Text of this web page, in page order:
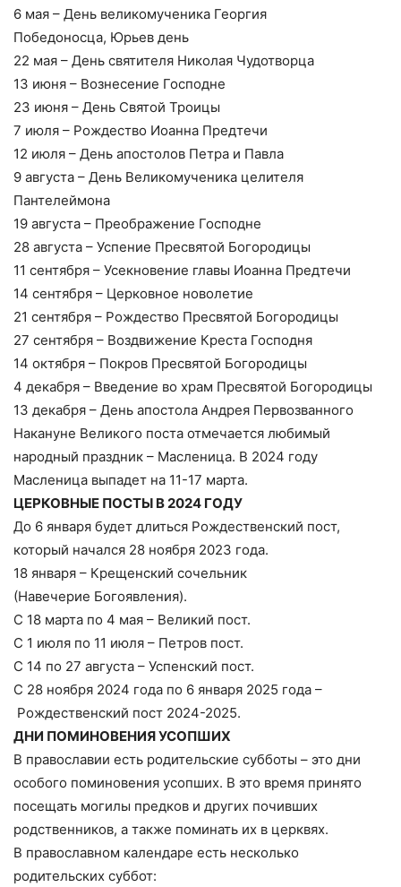
6 мая – День великомученика Георгия
Победоносца, Юрьев день
22 мая – День святителя Николая Чудотворца
13 июня – Вознесение Господне
23 июня – День Святой Троицы
7 июля – Рождество Иоанна Предтечи
12 июля – День апостолов Петра и Павла
9 августа – День Великомученика целителя
Пантелеймона
19 августа – Преображение Господне
28 августа – Успение Пресвятой Богородицы
11 сентября – Усекновение главы Иоанна Предтечи
14 сентября – Церковное новолетие
21 сентября – Рождество Пресвятой Богородицы
27 сентября – Воздвижение Креста Господня
14 октября – Покров Пресвятой Богородицы
4 декабря – Введение во храм Пресвятой Богородицы
13 декабря – День апостола Андрея Первозванного
Накануне Великого поста отмечается любимый
народный праздник – Масленица. В 2024 году
Масленица выпадет на 11-17 марта.
ЦЕРКОВНЫЕ ПОСТЫ В 2024 ГОДУ
До 6 января будет длиться Рождественский пост,
который начался 28 ноября 2023 года.
18 января – Крещенский сочельник
(Навечерие Богоявления).
С 18 марта по 4 мая – Великий пост.
С 1 июля по 11 июля – Петров пост.
С 14 по 27 августа – Успенский пост.
С 28 ноября 2024 года по 6 января 2025 года –
Рождественский пост 2024-2025.
ДНИ ПОМИНОВЕНИЯ УСОПШИХ
В православии есть родительские субботы – это дни
особого поминовения усопших. В это время принято
посещать могилы предков и других почивших
родственников, а также поминать их в церквях.
В православном календаре есть несколько
родительских суббот: